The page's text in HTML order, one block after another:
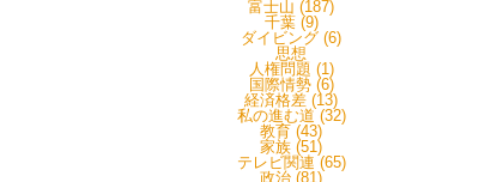
富士山 (187)
千葉 (9)
ダイビング (6)
思想
人権問題 (1)
国際情勢 (6)
経済格差 (13)
私の進む道 (32)
教育 (43)
家族 (51)
テレビ関連 (65)
政治 (81)